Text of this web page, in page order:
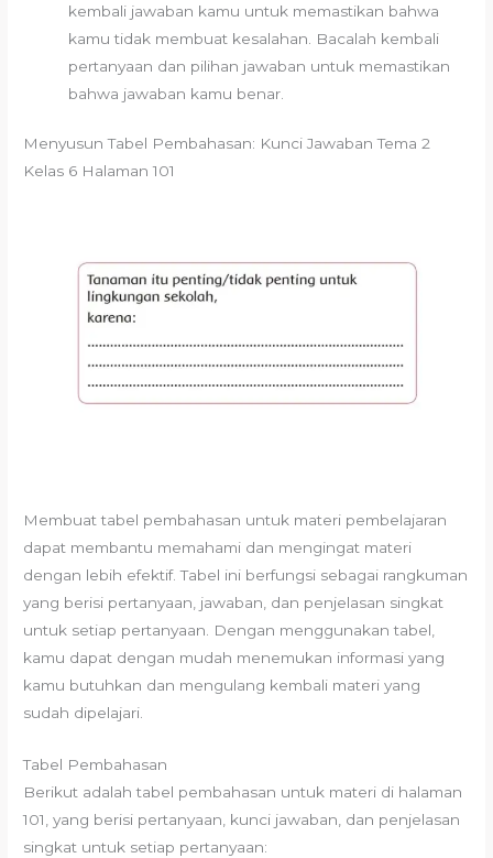
kembali jawaban kamu untuk memastikan bahwa
kamu tidak membuat kesalahan. Bacalah kembali
pertanyaan dan pilihan jawaban untuk memastikan
bahwa jawaban kamu benar.
Menyusun Tabel Pembahasan: Kunci Jawaban Tema 2
Kelas 6 Halaman 101
Membuat tabel pembahasan untuk materi pembelajaran
dapat membantu memahami dan mengingat materi
dengan lebih efektif. Tabel ini berfungsi sebagai rangkuman
yang berisi pertanyaan, jawaban, dan penjelasan singkat
untuk setiap pertanyaan. Dengan menggunakan tabel,
kamu dapat dengan mudah menemukan informasi yang
kamu butuhkan dan mengulang kembali materi yang
sudah dipelajari.
Tabel Pembahasan
Berikut adalah tabel pembahasan untuk materi di halaman
101, yang berisi pertanyaan, kunci jawaban, dan penjelasan
singkat untuk setiap pertanyaan: